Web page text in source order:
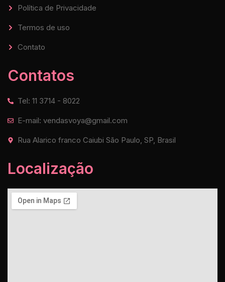
Política de Privacidade
Termos de uso
Contato
Contatos
Tel: 11 3714 - 8022
E-mail: vendasvoya@gmail.com
Rua Alarico franco Caiubi São Paulo, SP, Brasil
Localização